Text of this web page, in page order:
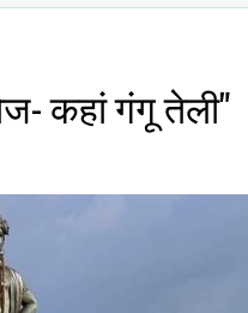
कहां गंगू तेली"